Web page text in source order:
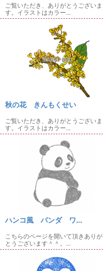
ご覧いただき、ありがとうございま
す。イラストはカラー...
秋の花 きんもくせい
ご覧いただき、ありがとうございま
す。イラストはカラー...
ハンコ風 パンダ ワ...
こちらのページを開いて頂きありが
とうございます＾＾。...